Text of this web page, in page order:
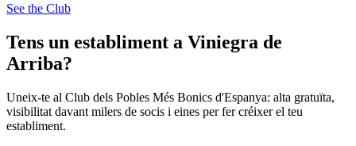
See the Club
Tens un establiment a Viniegra de
Arriba?
Uneix-te al Club dels Pobles Més Bonics d'Espanya: alta gratuïta,
visibilitat davant milers de socis i eines per fer créixer el teu
establiment.